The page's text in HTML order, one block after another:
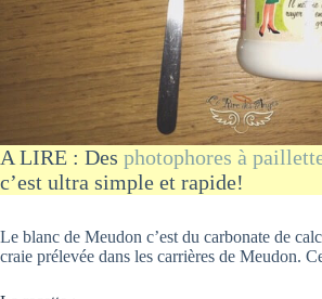
A LIRE : Des photophores à
c’est ultra simple et rapide!
Le blanc de Meudon c’est du carbonate de
craie prélevée dans les carrières de Meudon.